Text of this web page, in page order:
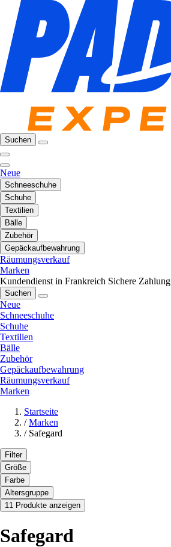
Suchen
Neue
Schneeschuhe
Schuhe
Textilien
Bälle
Zubehör
Gepäckaufbewahrung
Räumungsverkauf
Marken
Kundendienst in Frankreich Sichere Zahlung
Suchen
Neue
Schneeschuhe
Schuhe
Textilien
Bälle
Zubehör
Gepäckaufbewahrung
Räumungsverkauf
Marken
Startseite
/ Marken
/ Safegard
Filter
Größe
Farbe
Altersgruppe
11 Produkte anzeigen
Safegard